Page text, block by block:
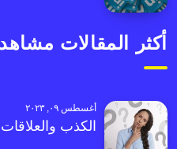
أكثر المقالات
أغسطس ٠٩, ٢٠٢٣
الكذب والعلاقات